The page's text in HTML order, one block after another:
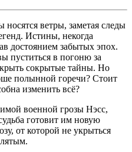
ветры, заметая следы
Истины, некогда
достоянием забытых эпох.
пуститься в погоню за
сокрытые тайны. Но
полынной горечи? Стоит
изменить всё?
военной грозы Нэсс,
готовит им новую
от которой не укрыться